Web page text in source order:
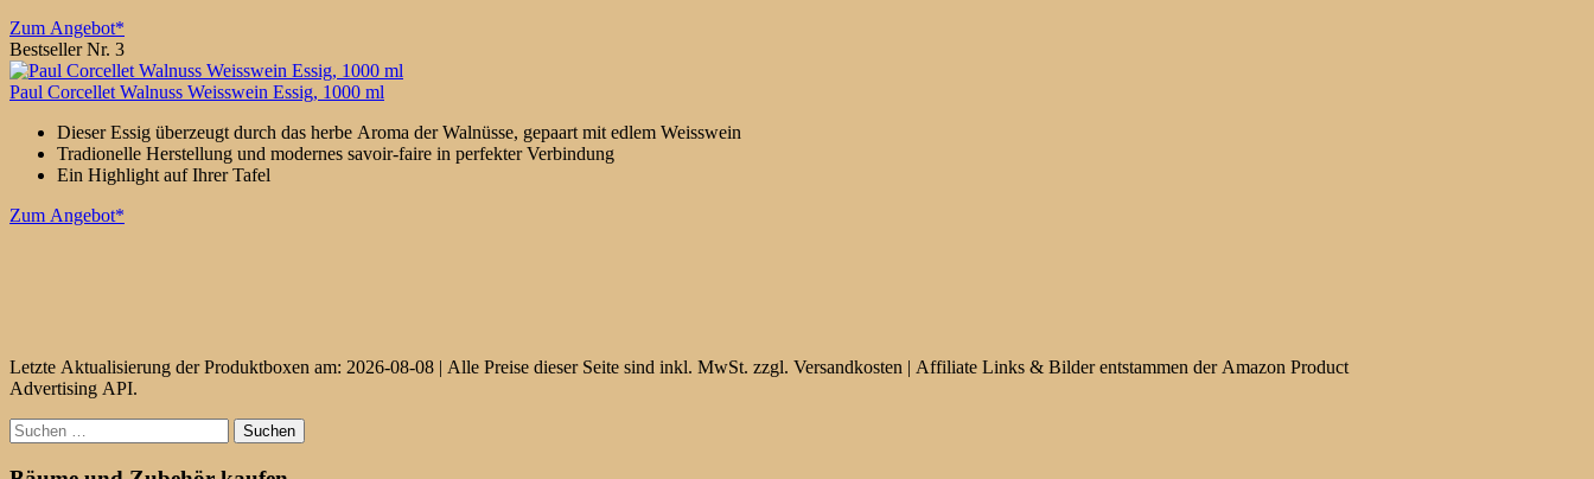
Zum Angebot*
Bestseller Nr. 3
Paul Corcellet Walnuss Weisswein Essig, 1000 ml
Dieser Essig überzeugt durch das herbe Aroma der Walnüsse, gepaart mit edlem Weisswein
Tradionelle Herstellung und modernes savoir-faire in perfekter Verbindung
Ein Highlight auf Ihrer Tafel
Zum Angebot*
Letzte Aktualisierung der Produktboxen am: 2026-08-08 | Alle Preise dieser Seite sind inkl. MwSt. zzgl. Versandkosten | Affiliate Links & Bilder entstammen der Amazon Product
Advertising API.
Suchen
nach: